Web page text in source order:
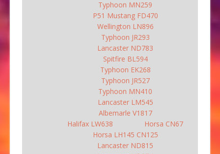
Typhoon MN259
P51 Mustang FD470
Wellington LN896
Typhoon JR293
Lancaster ND783
Spitfire BL594
Typhoon EK268
Typhoon JR527
Typhoon MN410
Lancaster LM545
Albemarle V1817
Halifax LW638
Horsa CN67
Horsa LH145 CN125
Lancaster ND815